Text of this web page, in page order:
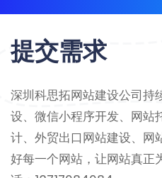
提交需求
深圳科思拓网站建设公司持
设、微信小程序开发、网站
计、外贸出口网站建设、网
好每一个网站，让网站真正